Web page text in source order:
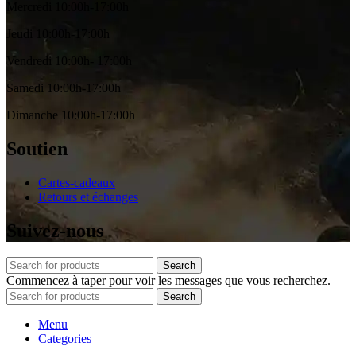
Jeudi 10:00h-17:00h
Vendredi 10:00h- 17:00h
Samedi 10:00h-17:00h
Dimanche 10:00h-17:00h
Soutien
Cartes-cadeaux
Retours et échanges
Suivez-nous
Search
Commencez à taper pour voir les messages que vous recherchez.
Search
Menu
Categories